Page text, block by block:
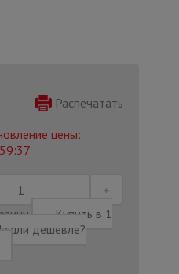
Распечатать
цены:
Купить в 1
дешевле?